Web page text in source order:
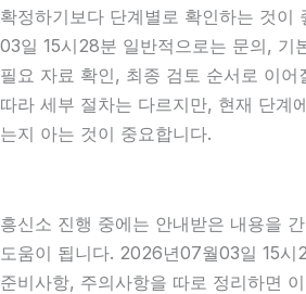
확정하기보다 단계별로 확인하는 것이
03일 15시28분 일반적으로는 문의, 기
필요 자료 확인, 최종 검토 순서로 이어
따라 세부 절차는 다르지만, 현재 단계
는지 아는 것이 중요합니다.
흥신소 진행 중에는 안내받은 내용을
도움이 됩니다. 2026년07월03일 15
준비사항, 주의사항을 따로 정리하면